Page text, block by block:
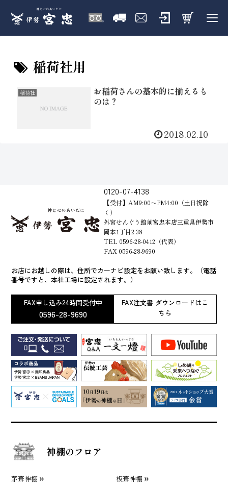
稲荷社用
稲荷社
お稲荷さんの基本的に揃えるも
のは？
2018.02.10
0120-07-4138
【受付】AM9:00～PM4:00（土日祝除
く）
外宮せんぐう館前宮忠本店三重県伊勢市
岡本1丁目2-38
TEL 0596-28-0412（代表）
FAX 0596-28-9690
お店にお越しの際は、住所でカーナビ設定をお願い致します。（電話
番号ですと、本社工場に設定されます。）
FAX申し込み24時間受付中
0596-28-9690
FAX注文書 ダウンロードはこ
ちら
神棚のフロア
茅葺神棚
板葺神棚